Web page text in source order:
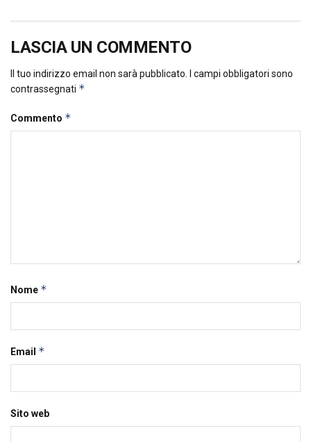
LASCIA UN COMMENTO
Il tuo indirizzo email non sarà pubblicato.
I campi obbligatori sono
contrassegnati *
Commento *
Nome *
Email *
Sito web